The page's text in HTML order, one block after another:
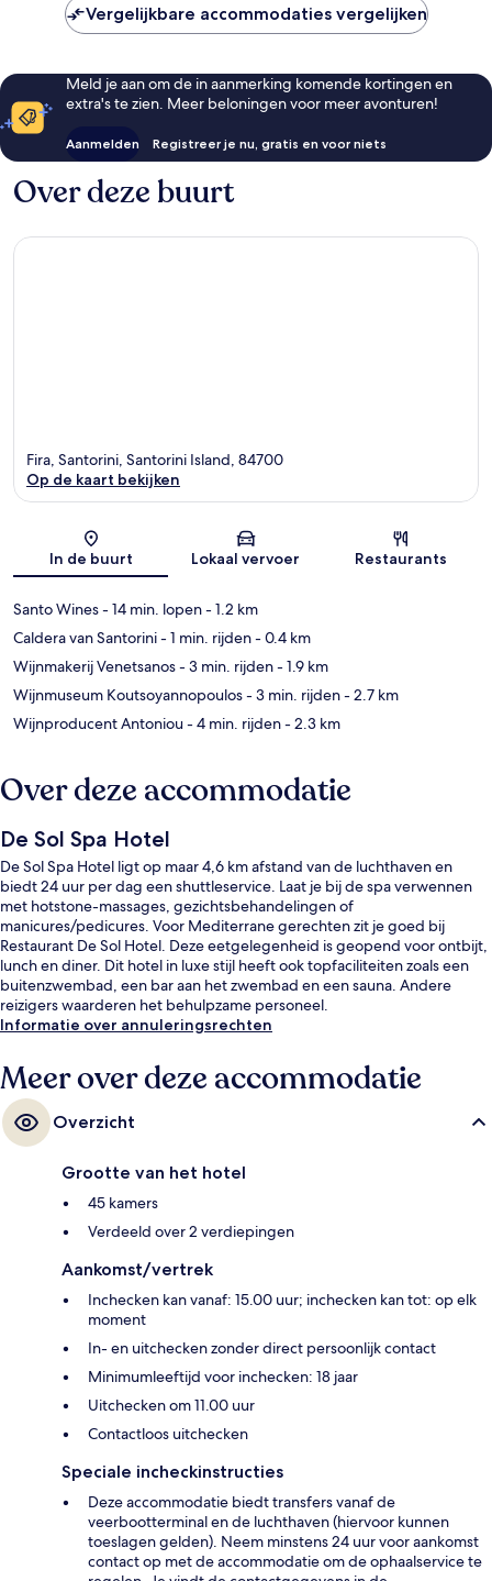
Vergelijkbare accommodaties vergelijken
Meld je aan om de in aanmerking komende kortingen en
extra's te zien. Meer beloningen voor meer avonturen!
Aanmelden Registreer je nu, gratis en voor niets
Over deze buurt
Kaart
Fira, Santorini, Santorini Island, 84700
Op de kaart bekijken
In de buurt Lokaal vervoer Restaurants
Santo Wines- 14 min. lopen- 1.2 km
Caldera van Santorini- 1 min. rijden- 0.4 km
Wijnmakerij Venetsanos- 3 min. rijden- 1.9 km
Wijnmuseum Koutsoyannopoulos- 3 min. rijden- 2.7 km
Wijnproducent Antoniou- 4 min. rijden- 2.3 km
Over deze accommodatie
De Sol Spa Hotel
De Sol Spa Hotel ligt op maar 4,6 km afstand van de luchthaven en
biedt 24 uur per dag een shuttleservice. Laat je bij de spa verwennen
met hotstone-massages, gezichtsbehandelingen of
manicures/pedicures. Voor Mediterrane gerechten zit je goed bij
Restaurant De Sol Hotel. Deze eetgelegenheid is geopend voor ontbijt,
lunch en diner. Dit hotel in luxe stijl heeft ook topfaciliteiten zoals een
buitenzwembad, een bar aan het zwembad en een sauna. Andere
reizigers waarderen het behulpzame personeel.
Informatie over annuleringsrechten
Meer over deze accommodatie
Overzicht
Grootte van het hotel
45 kamers
Verdeeld over 2 verdiepingen
Aankomst/vertrek
Inchecken kan vanaf: 15.00 uur; inchecken kan tot: op elk
moment
In- en uitchecken zonder direct persoonlijk contact
Minimumleeftijd voor inchecken: 18 jaar
Uitchecken om 11.00 uur
Contactloos uitchecken
Speciale incheckinstructies
Deze accommodatie biedt transfers vanaf de
veerbootterminal en de luchthaven (hiervoor kunnen
toeslagen gelden). Neem minstens 24 uur voor aankomst
contact op met de accommodatie om de ophaalservice te